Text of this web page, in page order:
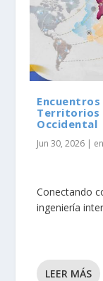
Territorios
Occidental
Jun 30, 2026 |
Conectando
ingeniería
LEER MÁS